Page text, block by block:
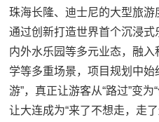
珠海长隆、迪士尼的大型旅
通过创新打造世界首个沉浸
内外水乐园等多元业态，融
学等多重场景，项目规划中始
游”，真正让游客从“路过”变为“
让大连成为“来了不想走，走